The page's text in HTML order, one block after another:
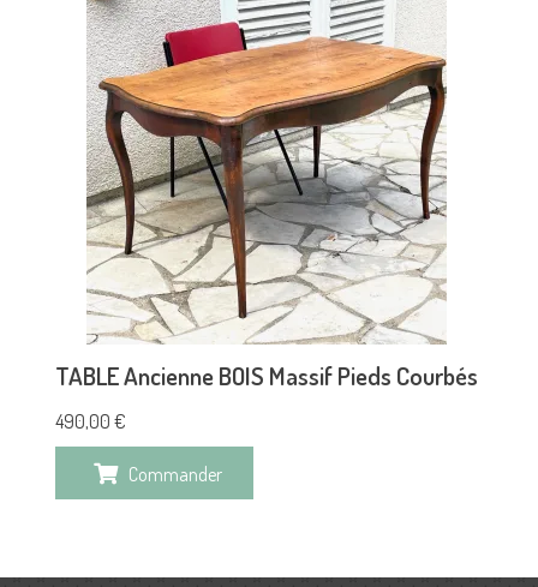
TABLE Ancienne BOIS Massif Pieds Courbés
490,00 €
Commander